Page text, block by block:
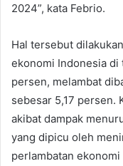
2024”, kata Febrio.
Hal tersebut
ekonomi Indonesia
persen, melambat
sebesar 5,17 persen.
akibat dampak
yang dipicu oleh
perlambatan